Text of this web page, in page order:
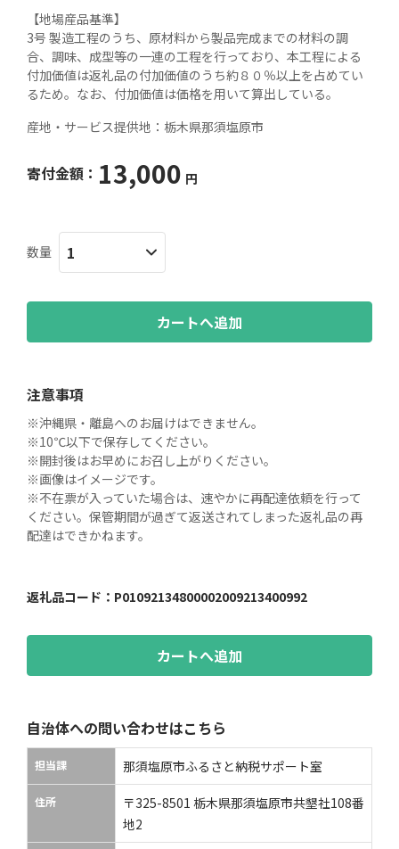
【地場産品基準】
3号 製造工程のうち、原材料から製品完成までの材料の調
合、調味、成型等の一連の工程を行っており、本工程による
付加価値は返礼品の付加価値のうち約８０％以上を占めてい
るため。なお、付加価値は価格を用いて算出している。
産地・サービス提供地： 栃木県那須塩原市
寄付金額： 13,000 円
数量
カートへ追加
注意事項
※沖縄県・離島へのお届けはできません。
※10℃以下で保存してください。
※開封後はお早めにお召し上がりください。
※画像はイメージです。
※不在票が入っていた場合は、速やかに再配達依頼を行って
ください。保管期間が過ぎて返送されてしまった返礼品の再
配達はできかねます。
返礼品コード： P01092134800002009213400992
カートへ追加
自治体への問い合わせはこちら
担当課 那須塩原市ふるさと納税サポート室
住所
〒325-8501 栃木県那須塩原市共墾社108番
地2